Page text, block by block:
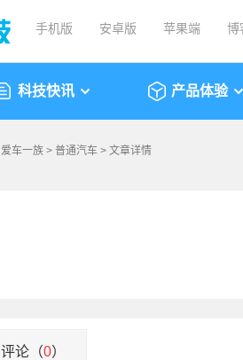
手机版 安卓版 苹果端 博
科技快讯 产品体验
爱车一族 > 普通汽车 > 文章详情
评论（0）